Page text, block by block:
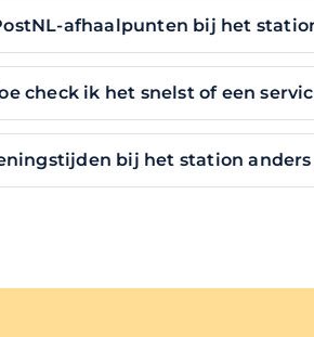
afhaalpunten bij het
check ik het snelst of een
bij het station anders